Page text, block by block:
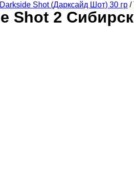
Shot (Дарксайд Шот) 30 гр /
Shot 2